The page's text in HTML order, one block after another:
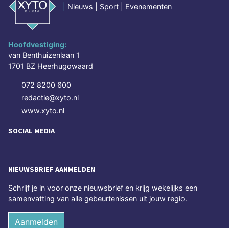
Nieuws | Sport | Evenementen
Hoofdvestiging:
van Benthuizenlaan 1
1701 BZ Heerhugowaard
072 8200 600
redactie@xyto.nl
www.xyto.nl
SOCIAL MEDIA
NIEUWSBRIEF AANMELDEN
Schrijf je in voor onze nieuwsbrief en krijg wekelijks een
samenvatting van alle gebeurtenissen uit jouw regio.
Aanmelden